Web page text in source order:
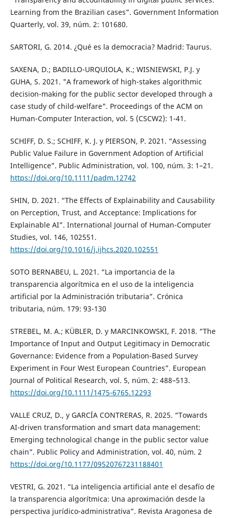
Learning from the Brazilian cases”. Government Information
Quarterly, vol. 39, núm. 2: 101680.
SARTORI, G. 2014. ¿Qué es la democracia? Madrid: Taurus.
SAXENA, D.; BADILLO-URQUIOLA, K.; WISNIEWSKI, P.J. y
GUHA, S. 2021. "A framework of high-stakes algorithmic
decision-making for the public sector developed through a
case study of child-welfare". Proceedings of the ACM on
Human-Computer Interaction, vol. 5 (CSCW2): 1-41.
SCHIFF, D. S.; SCHIFF, K. J. y PIERSON, P. 2021. “Assessing
Public Value Failure in Government Adoption of Artificial
Intelligence”. Public Administration, vol. 100, núm. 3: 1–21.
https://doi.org/10.1111/padm.12742
SHIN, D. 2021. “The Effects of Explainability and Causability
on Perception, Trust, and Acceptance: Implications for
Explainable AI”. International Journal of Human-Computer
Studies, vol. 146, 102551.
https://doi.org/10.1016/j.ijhcs.2020.102551
SOTO BERNABEU, L. 2021. “La importancia de la
transparencia algorítmica en el uso de la inteligencia
artificial por la Administración tributaria”. Crónica
tributaria, núm. 179: 93-130
STREBEL, M. A.; KÜBLER, D. y MARCINKOWSKI, F. 2018. “The
Importance of Input and Output Legitimacy in Democratic
Governance: Evidence from a Population-Based Survey
Experiment in Four West European Countries”. European
Journal of Political Research, vol. 5, núm. 2: 488–513.
https://doi.org/10.1111/1475-6765.12293
VALLE CRUZ, D., y GARCÍA CONTRERAS, R. 2025. “Towards
AI-driven transformation and smart data management:
Emerging technological change in the public sector value
chain”. Public Policy and Administration, vol. 40, núm. 2
https://doi.org/10.1177/09520767231188401
VESTRI, G. 2021. “La inteligencia artificial ante el desafío de
la transparencia algorítmica: Una aproximación desde la
perspectiva jurídico-administrativa”. Revista Aragonesa de